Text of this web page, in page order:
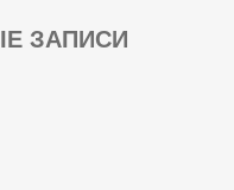
ЗАПИСИ